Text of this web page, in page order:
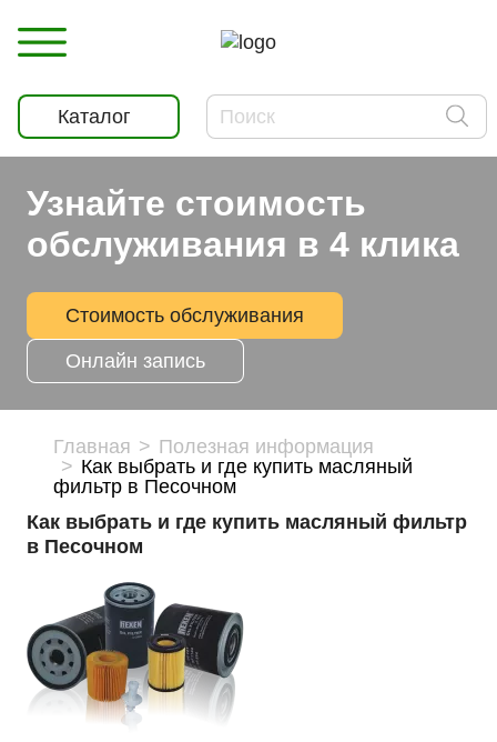
Каталог
Узнайте стоимость
обслуживания в 4 клика
Стоимость обслуживания
Онлайн запись
Главная
Полезная информация
Как выбрать и где купить масляный
фильтр в Песочном
Как выбрать и где купить масляный фильтр
в Песочном